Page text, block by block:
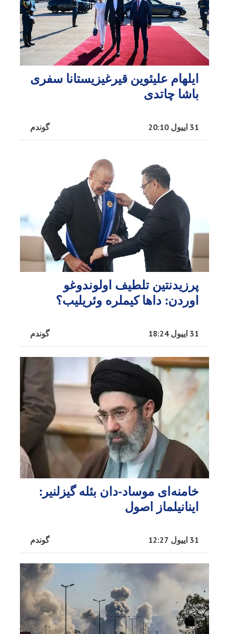
ایلهام علیئوین قیرغیزیستانا سفری
باشا چاتدی
گوندم 31 اییول 20:10
پرزیدنتین تلطیف اولوندوغو
اوردن: داها کیملره وئریلیب؟
گوندم 31 اییول 18:24
خامنه‌ای موساد-دان بئله گیزلنیر:
اینانیلماز اصول
گوندم 31 اییول 12:27